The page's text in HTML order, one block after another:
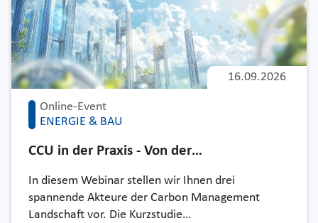
Online-Event
ENERGIE & BAU
16.09.2026
CCU in der Praxis - Von der…
In diesem Webinar stellen wir Ihnen drei
spannende Akteure der Carbon Management
Landschaft vor. Die Kurzstudie…